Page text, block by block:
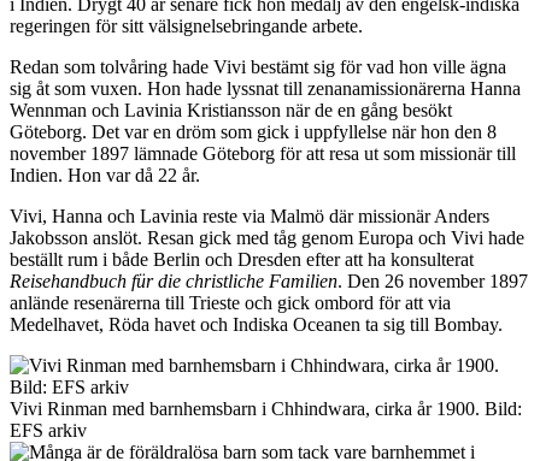
regeringen för sitt välsignelsebringande arbete.
Redan som tolvåring hade Vivi bestämt sig för vad hon ville ägna
sig åt som vuxen. Hon hade lyssnat till zenanamissionärerna Hanna
Wennman och Lavinia Kristiansson när de en gång besökt
Göteborg. Det var en dröm som gick i uppfyllelse när hon den 8
november 1897 lämnade Göteborg för att resa ut som missionär till
Indien. Hon var då 22 år.
Vivi, Hanna och Lavinia reste via Malmö där missionär Anders
Jakobsson anslöt. Resan gick med tåg genom Europa och Vivi hade
beställt rum i både Berlin och Dresden efter att ha konsulterat
Reisehandbuch für die christliche Familien. Den 26 november 1897
anlände resenärerna till Trieste och gick ombord för att via
Medelhavet, Röda havet och Indiska Oceanen ta sig till Bombay.
Vivi Rinman med barnhemsbarn i Chhindwara, cirka år 1900. Bild:
EFS arkiv